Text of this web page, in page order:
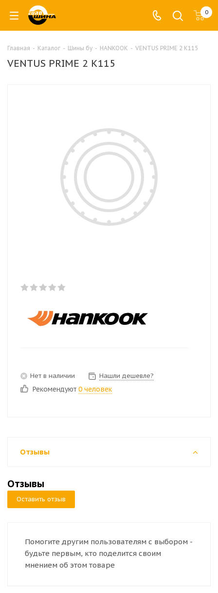
0
Главная - Каталог - Шины бу - HANKOOK - VENTUS PRIME 2 K115
VENTUS PRIME 2 K115
Нет в наличии Нашли дешевле?
Рекомендуют 0 человек
Отзывы
Отзывы
Оставить отзыв
Помогите другим пользователям с выбором -
будьте первым, кто поделится своим
мнением об этом товаре